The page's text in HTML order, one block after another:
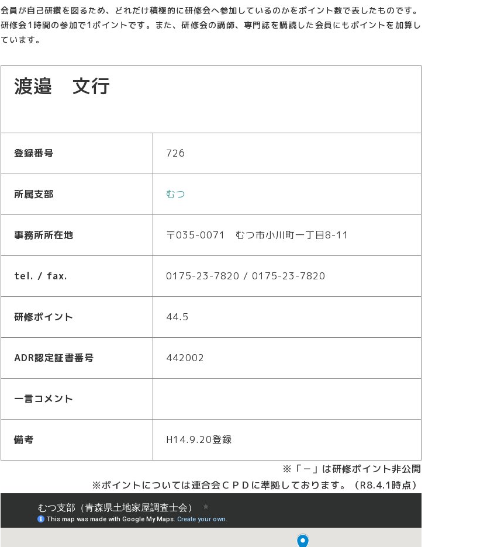
会員が自己研鑽を図るため、どれだけ積極的に研修会へ参加しているのかをポイント数で表したものです。
研修会1時間の参加で1ポイントです。また、研修会の講師、専門誌を購読した会員にもポイントを加算し
ています。
渡邉 文行
登録番号 726
所属支部 むつ
事務所所在地 〒035-0071 むつ市小川町一丁目8-11
tel. / fax. 0175-23-7820 / 0175-23-7820
研修ポイント 44.5
ADR認定証書番号 442002
一言コメント
備考 H14.9.20登録
※「－」は研修ポイント非公開
※ポイントについては連合会ＣＰＤに準拠しております。（R8.4.1時点）